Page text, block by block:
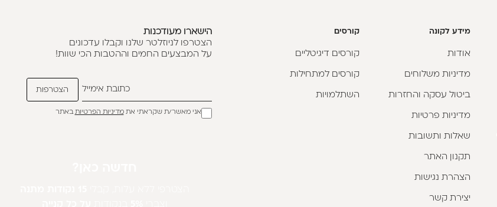
מידע לקונה
אודות
מדיניות משלוחים
ביטול עסקה והחזרות
מדיניות פרטיות
שאלות ותשובות
תקנון האתר
הצהרת נגישות
יצירת קשר
קורסים
קורסים דיגיטליים
קורסים למתחילות
השתלמויות
הישארו מעודכנות
הצטרפו לניוזלטר שלנו וקבלו עדכונים
על המבצעים החמים וההטבות הכי שוות!
אני מאשר/ת שקראתי אתמדיניות הפרטיותבאתר